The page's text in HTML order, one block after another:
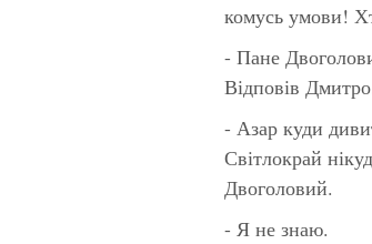
комусь умови!
- Пане
Відповів
- Азар куди
Світлокрай
Двоголовий.
- Я не знаю.